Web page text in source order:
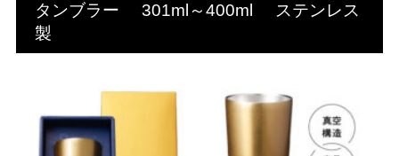
タンブラー 301ml～400ml
ステンレス
製